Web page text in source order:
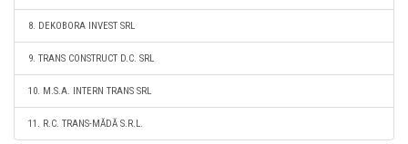
8. DEKOBORA INVEST SRL
9. TRANS CONSTRUCT D.C. SRL
10. M.S.A. INTERN TRANS SRL
11. R.C. TRANS-MĂDĂ S.R.L.